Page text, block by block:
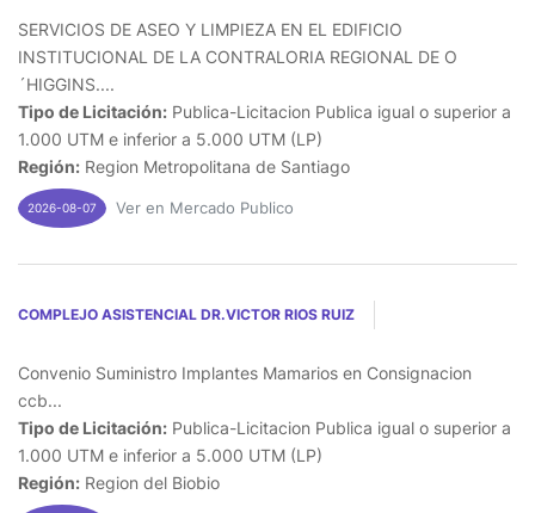
SERVICIOS DE ASEO Y LIMPIEZA EN EL EDIFICIO
INSTITUCIONAL DE LA CONTRALORIA REGIONAL DE O
´HIGGINS....
Tipo de Licitación: Publica-Licitacion Publica igual o superior a
1.000 UTM e inferior a 5.000 UTM (LP)
Región: Region Metropolitana de Santiago
2026-08-07 Ver en Mercado Publico
COMPLEJO ASISTENCIAL DR.VICTOR RIOS RUIZ
Convenio Suministro Implantes Mamarios en Consignacion
ccb...
Tipo de Licitación: Publica-Licitacion Publica igual o superior a
1.000 UTM e inferior a 5.000 UTM (LP)
Región: Region del Biobio